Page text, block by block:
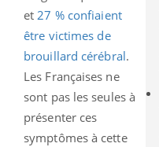
et27 % confiaient
être victimes de
brouillard cérébral.
Les Françaises ne
sont pas les seules à
présenter ces
symptômes à cette